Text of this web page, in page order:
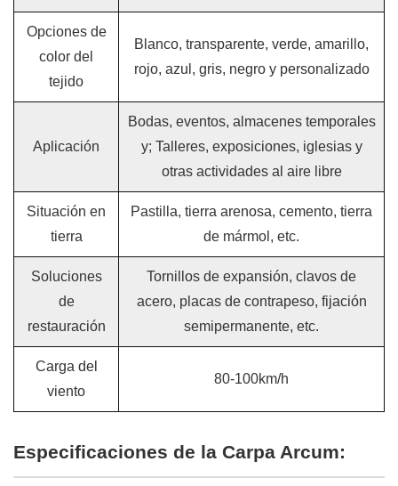
Opciones de
color del
tejido
Blanco, transparente, verde, amarillo,
rojo, azul, gris, negro y personalizado
Aplicación
Bodas, eventos, almacenes temporales
y; Talleres, exposiciones, iglesias y
otras actividades al aire libre
Situación en
tierra
Pastilla, tierra arenosa, cemento, tierra
de mármol, etc.
Soluciones
de
restauración
Tornillos de expansión, clavos de
acero, placas de contrapeso, fijación
semipermanente, etc.
Carga del
viento
80-100km/h
Especificaciones de la Carpa Arcum: